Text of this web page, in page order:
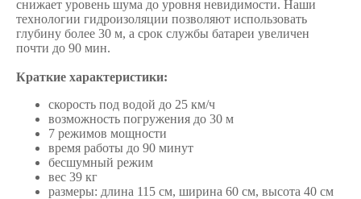
снижает уровень шума до уровня невидимости. Наши
технологии гидроизоляции позволяют использовать
глубину более 30 м, а срок службы батареи увеличен
почти до 90 мин.
Краткие характеристики:
скорость под водой до 25 км/ч
возможность погружения до 30 м
7 режимов мощности
время работы до 90 минут
бесшумный режим
вес 39 кг
размеры: длина 115 см, ширина 60 см, высота 40 см